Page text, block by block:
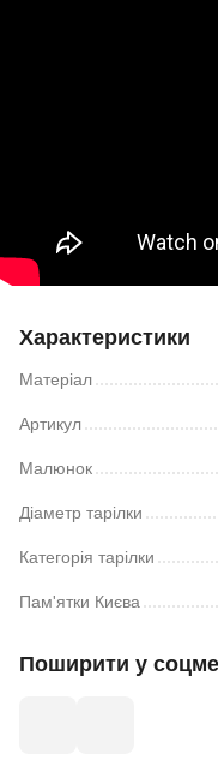
Характеристики
Матеріал
Артикул
Малюнок
Діаметр тарілки
Категорія тарілки
Пам'ятки Києва
Поширити у